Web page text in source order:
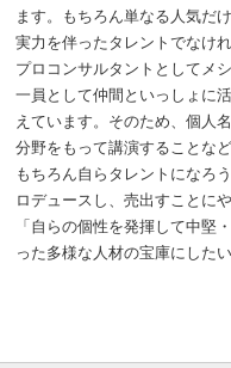
ます。もちろん単なる人気だ
実力を伴ったタレントでなけ
プロコンサルタントとしてメ
一員として仲間といっしょに
えています。そのため、個人
分野をもって講演することな
もちろん自らタレントになろ
ロデュースし、売出すことに
「自らの個性を発揮して中堅
った多様な人材の宝庫にした